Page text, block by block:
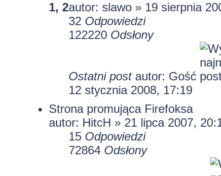
1, 2autor: slawo » 19 sierpnia
32 Odpowiedzi
122220 Odsłony
Ostatni post autor: Gość
12 stycznia 2008, 17:19
Strona promująca Firefoksa
autor: HitcH » 21 lipca 2007,
15 Odpowiedzi
72864 Odsłony